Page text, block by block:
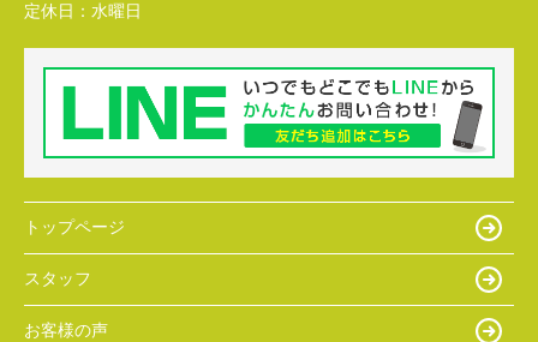
定休日： 水曜日
トップページ
スタッフ
お客様の声